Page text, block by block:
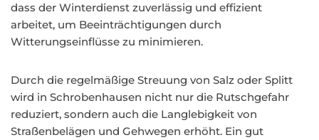
dass der Winterdienst zuverlässig und effizient
arbeitet, um Beeinträchtigungen durch
Witterungseinflüsse zu minimieren.
Durch die regelmäßige Streuung von Salz oder Splitt
wird in Schrobenhausen nicht nur die Rutschgefahr
reduziert, sondern auch die Langlebigkeit von
Straßenbelägen und Gehwegen erhöht. Ein gut